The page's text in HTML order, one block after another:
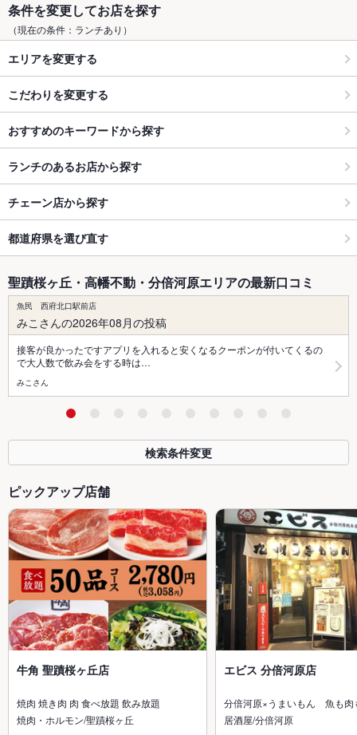
条件を変更してお店を探す
（現在の条件：ランチあり）
エリアを変更する
こだわりを変更する
おすすめのキーワードから探す
ランチのあるお店から探す
チェーン店から探す
都道府県を選び直す
聖蹟桜ヶ丘・高幡不動・分倍河原エリアの最新口コミ
魚民 西府北口駅前店
みこさんの2026年08月の投稿
接客が良かったですアプリを入れると安くなるクーポンが付いてくるの
で大人数で飲み会をする時は…
みこさん
検索条件変更
ピックアップ店舗
牛角 聖蹟桜ヶ丘店
焼肉 焼き肉 肉 食べ放題 飲み放題
焼肉・ホルモン/聖蹟桜ヶ丘
エビス 分倍河原店
分倍河原×うまいもん 魚も
居酒屋/分倍河原